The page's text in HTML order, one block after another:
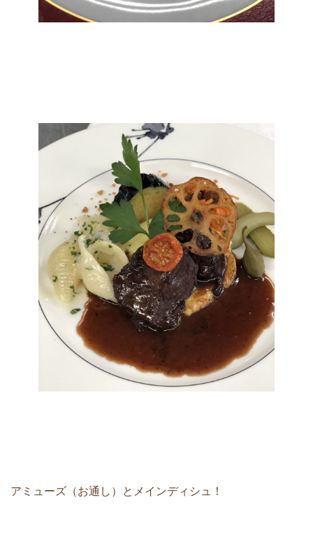
アミューズ（お通し）とメインディシュ！